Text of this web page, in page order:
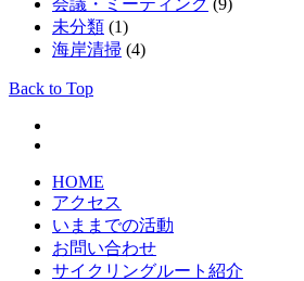
未分類 (1)
海岸清掃 (4)
Back to Top
HOME
アクセス
いままでの活動
お問い合わせ
サイクリングルート紹介